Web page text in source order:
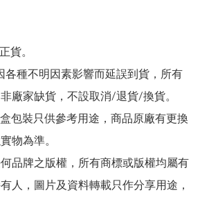
貨。
各種不明因素影響而延誤到貨，所有
廠家缺貨，不設取消/退貨/換貨。
包裝只供參考用途，商品原廠有更換
物為準。
品牌之版權，所有商標或版權均屬有
人，圖片及資料轉載只作分享用途，